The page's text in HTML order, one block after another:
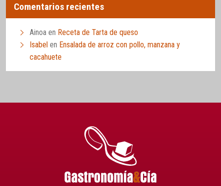
Comentarios recientes
Ainoa en Receta de Tarta de queso
Isabel en Ensalada de arroz con pollo, manzana y
cacahuete